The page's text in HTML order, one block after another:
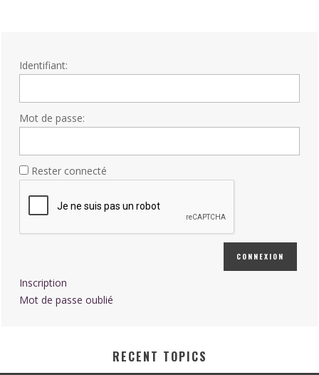
Identifiant:
Mot de passe:
Rester connecté
CONNEXION
Inscription
Mot de passe oublié
RECENT TOPICS